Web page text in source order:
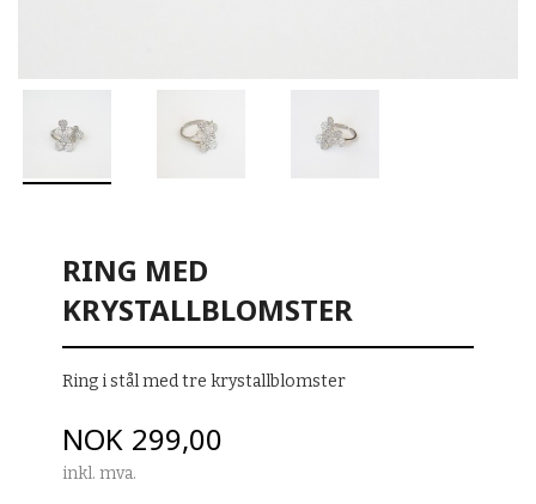
RING MED
KRYSTALLBLOMSTER
Ring i stål med tre krystallblomster
Pris
NOK 299,00
inkl. mva.